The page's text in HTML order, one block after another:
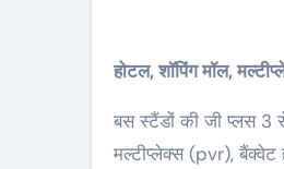
होटल, शॉपिंग मॉल,
बस स्टैंडों की जी प्लस 3 से
मल्टीप्लेक्स (pvr), बैंक्वेट